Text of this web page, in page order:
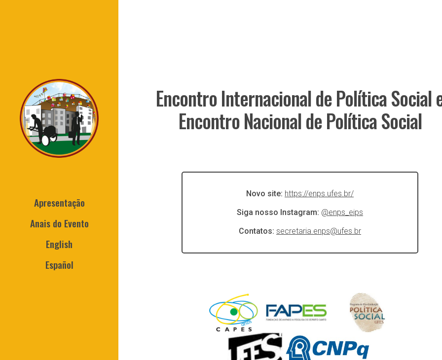
Apresentação
Anais do Evento
English
Español
Encontro Internacional de Política Social
Encontro Nacional de Política Social
Novo site: https://enps.ufes.br/
Siga nosso Instagram: @enps_eips
Contatos: secretaria.enps@ufes.br